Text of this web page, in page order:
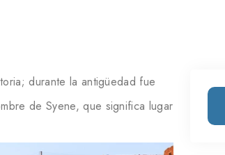
durante la antigüedad fue
de Syene, que significa lugar